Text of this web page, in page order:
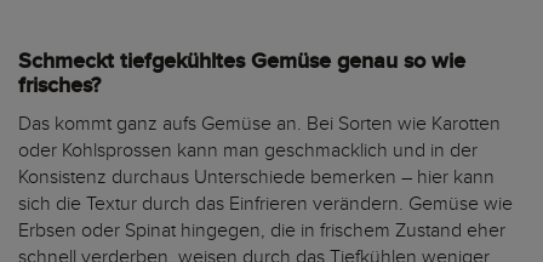
Schmeckt tiefgekühltes Gemüse genau so wie
frisches?
Das kommt ganz aufs Gemüse an. Bei Sorten wie Karotten
oder Kohlsprossen kann man geschmacklich und in der
Konsistenz durchaus Unterschiede bemerken – hier kann
sich die Textur durch das Einfrieren verändern. Gemüse wie
Erbsen oder Spinat hingegen, die in frischem Zustand eher